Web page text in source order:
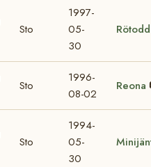
Sto
1997-
05-
30
Sto
1996-
08-02
Reona
Sto
1994-
05-
30